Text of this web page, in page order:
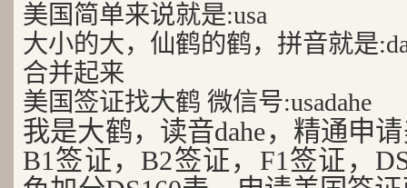
美国简单来说就是:usa
大小的大，仙鹤的鹤，拼音就是
合并起来
美国签证找大鹤 微信号:usadahe
我是大鹤，读音dahe，精通申
B1签证，B2签证，F1签证，